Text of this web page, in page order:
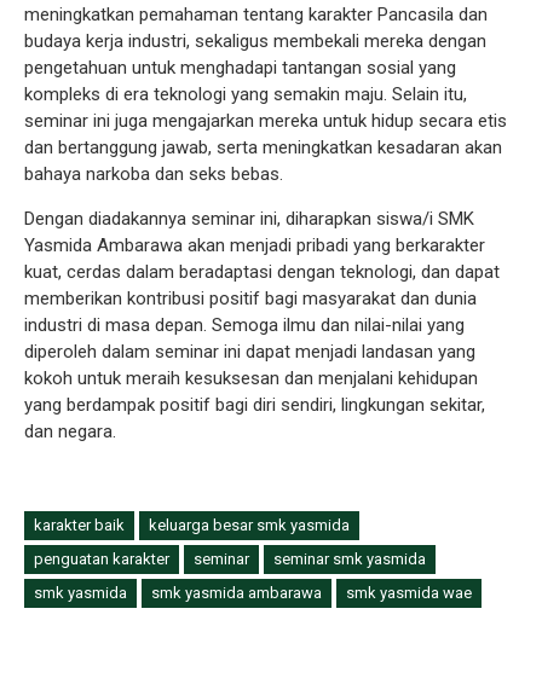
meningkatkan pemahaman tentang karakter Pancasila dan
budaya kerja industri, sekaligus membekali mereka dengan
pengetahuan untuk menghadapi tantangan sosial yang
kompleks di era teknologi yang semakin maju. Selain itu,
seminar ini juga mengajarkan mereka untuk hidup secara etis
dan bertanggung jawab, serta meningkatkan kesadaran akan
bahaya narkoba dan seks bebas.
Dengan diadakannya seminar ini, diharapkan siswa/i SMK
Yasmida Ambarawa akan menjadi pribadi yang berkarakter
kuat, cerdas dalam beradaptasi dengan teknologi, dan dapat
memberikan kontribusi positif bagi masyarakat dan dunia
industri di masa depan. Semoga ilmu dan nilai-nilai yang
diperoleh dalam seminar ini dapat menjadi landasan yang
kokoh untuk meraih kesuksesan dan menjalani kehidupan
yang berdampak positif bagi diri sendiri, lingkungan sekitar,
dan negara.
karakter baik
keluarga besar smk yasmida
penguatan karakter
seminar
seminar smk yasmida
smk yasmida
smk yasmida ambarawa smk yasmida wae